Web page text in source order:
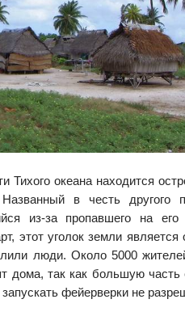
Тихого океана находится
в честь другого
из-за пропавшего на его
этот уголок земли
люди. Около 5000
дома, так как большую
фейерверки не